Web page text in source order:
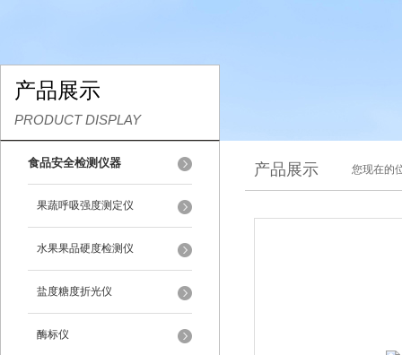
产品展示
PRODUCT DISPLAY
食品安全检测仪器
果蔬呼吸强度测定仪
水果果品硬度检测仪
盐度糖度折光仪
酶标仪
产品展示 您现在的